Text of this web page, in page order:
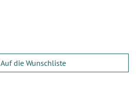
Auf die Wunschliste